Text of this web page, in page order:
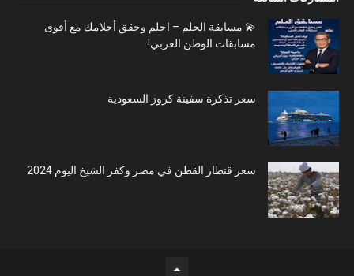
💫 مسابقة الحلم – احلم وحقق أحلامك مع أقوى
مسابقات الوطن العربي!
سعر تذكرة سفينة كروز السعودية
سعر قنطار القطن في مصر وكفر الشيخ اليوم 2024